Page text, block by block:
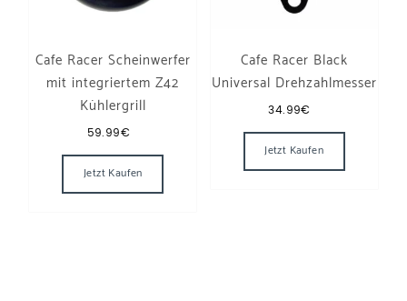
Cafe Racer Scheinwerfer
mit integriertem Z42
Kühlergrill
59.99€
Jetzt Kaufen
Cafe Racer Black
Universal Drehzahlmesser
34.99€
Jetzt Kaufen